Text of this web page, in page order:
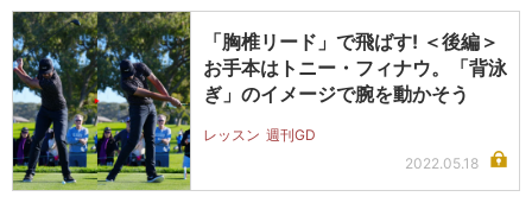
「胸椎リード」で飛ばす! ＜後編＞
お手本はトニー・フィナウ。「背泳
ぎ」のイメージで腕を動かそう
レッスン 週刊GD
2022.05.18